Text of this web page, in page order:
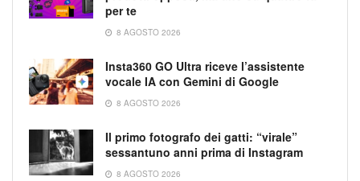
per te
8 AGOSTO 2026
Insta360 GO Ultra riceve l’assistente
vocale IA con Gemini di Google
8 AGOSTO 2026
Il primo fotografo dei gatti: “virale”
sessantuno anni prima di Instagram
8 AGOSTO 2026